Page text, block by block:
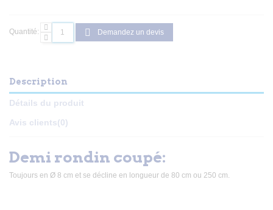
Quantité: Demandez un devis
Description
Détails du produit
Avis clients(0)
Demi rondin coupé:
Toujours en Ø 8 cm et se décline en longueur de 80 cm ou 250 cm.